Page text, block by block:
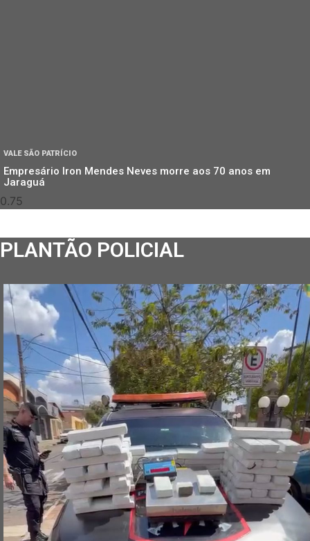
VALE SÃO PATRÍCIO
Empresário Iron Mendes Neves morre aos 70 anos em
Jaraguá
PLANTÃO POLICIAL